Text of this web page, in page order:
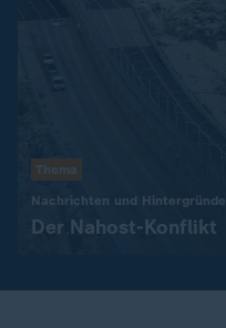
Thema
Nachrichten und Hintergründe
Der Nahost-Konflikt